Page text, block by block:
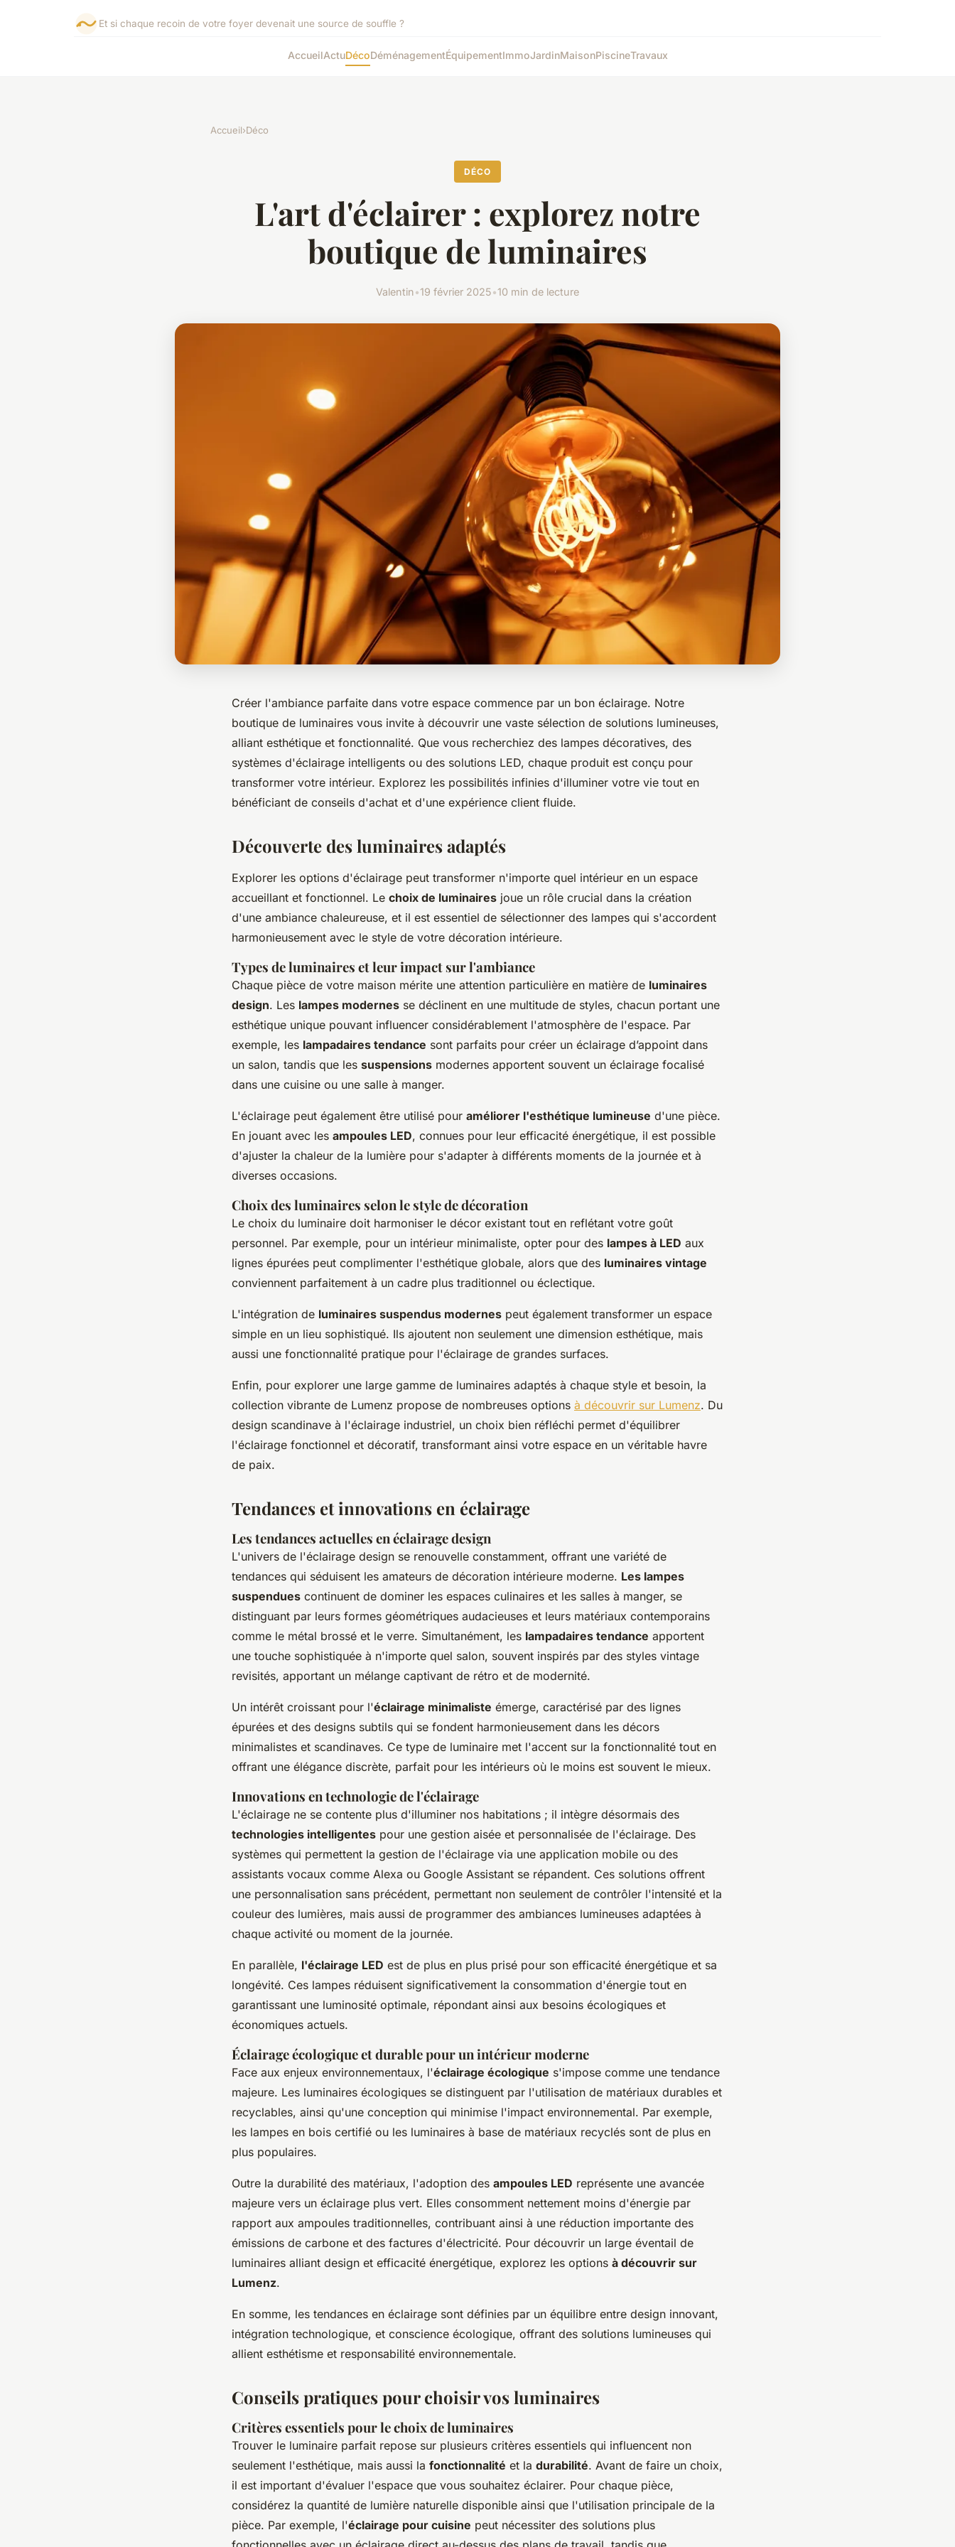
Et si chaque recoin de votre foyer devenait une source de souffle ?
AccueilActuDécoDéménagementÉquipementImmoJardinMaisonPiscineTravaux
Accueil›Déco
DÉCO
L'art d'éclairer : explorez notre
boutique de luminaires
Valentin•19 février 2025•10 min de lecture
Créer l'ambiance parfaite dans votre espace commence par un bon éclairage. Notre
boutique de luminaires vous invite à découvrir une vaste sélection de solutions lumineuses,
alliant esthétique et fonctionnalité. Que vous recherchiez des lampes décoratives, des
systèmes d'éclairage intelligents ou des solutions LED, chaque produit est conçu pour
transformer votre intérieur. Explorez les possibilités infinies d'illuminer votre vie tout en
bénéficiant de conseils d'achat et d'une expérience client fluide.
Découverte des luminaires adaptés
Explorer les options d'éclairage peut transformer n'importe quel intérieur en un espace
accueillant et fonctionnel. Le choix de luminaires joue un rôle crucial dans la création
d'une ambiance chaleureuse, et il est essentiel de sélectionner des lampes qui s'accordent
harmonieusement avec le style de votre décoration intérieure.
Types de luminaires et leur impact sur l'ambiance
Chaque pièce de votre maison mérite une attention particulière en matière de luminaires
design. Les lampes modernes se déclinent en une multitude de styles, chacun portant une
esthétique unique pouvant influencer considérablement l'atmosphère de l'espace. Par
exemple, les lampadaires tendance sont parfaits pour créer un éclairage d’appoint dans
un salon, tandis que les suspensions modernes apportent souvent un éclairage focalisé
dans une cuisine ou une salle à manger.
L'éclairage peut également être utilisé pour améliorer l'esthétique lumineuse d'une pièce.
En jouant avec les ampoules LED, connues pour leur efficacité énergétique, il est possible
d'ajuster la chaleur de la lumière pour s'adapter à différents moments de la journée et à
diverses occasions.
Choix des luminaires selon le style de décoration
Le choix du luminaire doit harmoniser le décor existant tout en reflétant votre goût
personnel. Par exemple, pour un intérieur minimaliste, opter pour des lampes à LED aux
lignes épurées peut complimenter l'esthétique globale, alors que des luminaires vintage
conviennent parfaitement à un cadre plus traditionnel ou éclectique.
L'intégration de luminaires suspendus modernes peut également transformer un espace
simple en un lieu sophistiqué. Ils ajoutent non seulement une dimension esthétique, mais
aussi une fonctionnalité pratique pour l'éclairage de grandes surfaces.
Enfin, pour explorer une large gamme de luminaires adaptés à chaque style et besoin, la
collection vibrante de Lumenz propose de nombreuses options à découvrir sur Lumenz. Du
design scandinave à l'éclairage industriel, un choix bien réfléchi permet d'équilibrer
l'éclairage fonctionnel et décoratif, transformant ainsi votre espace en un véritable havre
de paix.
Tendances et innovations en éclairage
Les tendances actuelles en éclairage design
L'univers de l'éclairage design se renouvelle constamment, offrant une variété de
tendances qui séduisent les amateurs de décoration intérieure moderne. Les lampes
suspendues continuent de dominer les espaces culinaires et les salles à manger, se
distinguant par leurs formes géométriques audacieuses et leurs matériaux contemporains
comme le métal brossé et le verre. Simultanément, les lampadaires tendance apportent
une touche sophistiquée à n'importe quel salon, souvent inspirés par des styles vintage
revisités, apportant un mélange captivant de rétro et de modernité.
Un intérêt croissant pour l'éclairage minimaliste émerge, caractérisé par des lignes
épurées et des designs subtils qui se fondent harmonieusement dans les décors
minimalistes et scandinaves. Ce type de luminaire met l'accent sur la fonctionnalité tout en
offrant une élégance discrète, parfait pour les intérieurs où le moins est souvent le mieux.
Innovations en technologie de l'éclairage
L'éclairage ne se contente plus d'illuminer nos habitations ; il intègre désormais des
technologies intelligentes pour une gestion aisée et personnalisée de l'éclairage. Des
systèmes qui permettent la gestion de l'éclairage via une application mobile ou des
assistants vocaux comme Alexa ou Google Assistant se répandent. Ces solutions offrent
une personnalisation sans précédent, permettant non seulement de contrôler l'intensité et la
couleur des lumières, mais aussi de programmer des ambiances lumineuses adaptées à
chaque activité ou moment de la journée.
En parallèle, l'éclairage LED est de plus en plus prisé pour son efficacité énergétique et sa
longévité. Ces lampes réduisent significativement la consommation d'énergie tout en
garantissant une luminosité optimale, répondant ainsi aux besoins écologiques et
économiques actuels.
Éclairage écologique et durable pour un intérieur moderne
Face aux enjeux environnementaux, l'éclairage écologique s'impose comme une tendance
majeure. Les luminaires écologiques se distinguent par l'utilisation de matériaux durables et
recyclables, ainsi qu'une conception qui minimise l'impact environnemental. Par exemple,
les lampes en bois certifié ou les luminaires à base de matériaux recyclés sont de plus en
plus populaires.
Outre la durabilité des matériaux, l'adoption des ampoules LED représente une avancée
majeure vers un éclairage plus vert. Elles consomment nettement moins d'énergie par
rapport aux ampoules traditionnelles, contribuant ainsi à une réduction importante des
émissions de carbone et des factures d'électricité. Pour découvrir un large éventail de
luminaires alliant design et efficacité énergétique, explorez les options à découvrir sur
Lumenz.
En somme, les tendances en éclairage sont définies par un équilibre entre design innovant,
intégration technologique, et conscience écologique, offrant des solutions lumineuses qui
allient esthétisme et responsabilité environnementale.
Conseils pratiques pour choisir vos luminaires
Critères essentiels pour le choix de luminaires
Trouver le luminaire parfait repose sur plusieurs critères essentiels qui influencent non
seulement l'esthétique, mais aussi la fonctionnalité et la durabilité. Avant de faire un choix,
il est important d'évaluer l'espace que vous souhaitez éclairer. Pour chaque pièce,
considérez la quantité de lumière naturelle disponible ainsi que l'utilisation principale de la
pièce. Par exemple, l'éclairage pour cuisine peut nécessiter des solutions plus